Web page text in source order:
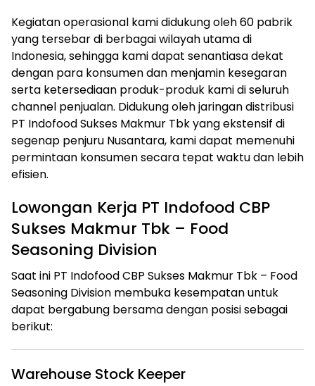
Kegiatan operasional kami didukung oleh 60 pabrik
yang tersebar di berbagai wilayah utama di
Indonesia, sehingga kami dapat senantiasa dekat
dengan para konsumen dan menjamin kesegaran
serta ketersediaan produk-produk kami di seluruh
channel penjualan. Didukung oleh jaringan distribusi
PT Indofood Sukses Makmur Tbk yang ekstensif di
segenap penjuru Nusantara, kami dapat memenuhi
permintaan konsumen secara tepat waktu dan lebih
efisien.
Lowongan Kerja PT Indofood CBP
Sukses Makmur Tbk – Food
Seasoning Division
Saat ini PT Indofood CBP Sukses Makmur Tbk – Food
Seasoning Division membuka kesempatan untuk
dapat bergabung bersama dengan posisi sebagai
berikut:
Warehouse Stock Keeper